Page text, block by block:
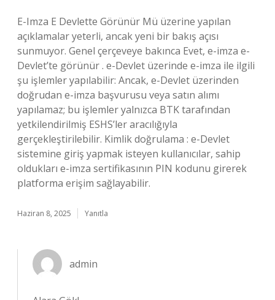
E-Imza E Devlette Görünür Mü üzerine yapılan
açıklamalar yeterli, ancak yeni bir bakış açısı
sunmuyor. Genel çerçeveye bakınca Evet, e-imza e-
Devlet’te görünür . e-Devlet üzerinde e-imza ile ilgili
şu işlemler yapılabilir: Ancak, e-Devlet üzerinden
doğrudan e-imza başvurusu veya satın alımı
yapılamaz; bu işlemler yalnızca BTK tarafından
yetkilendirilmiş ESHS’ler aracılığıyla
gerçekleştirilebilir. Kimlik doğrulama : e-Devlet
sistemine giriş yapmak isteyen kullanıcılar, sahip
oldukları e-imza sertifikasının PIN kodunu girerek
platforma erişim sağlayabilir.
Haziran 8, 2025 Yanıtla
admin